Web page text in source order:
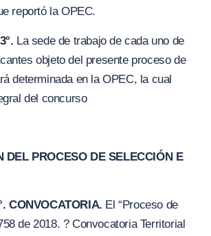
reportó la OPEC.
La sede de trabajo de cada uno de
objeto del presente proceso de
determinada en la OPEC, la cual
del concurso
DEL PROCESO DE SELECCIÓN E
CONVOCATORIA. El “Proceso de
de 2018. ? Convocatoria Territorial